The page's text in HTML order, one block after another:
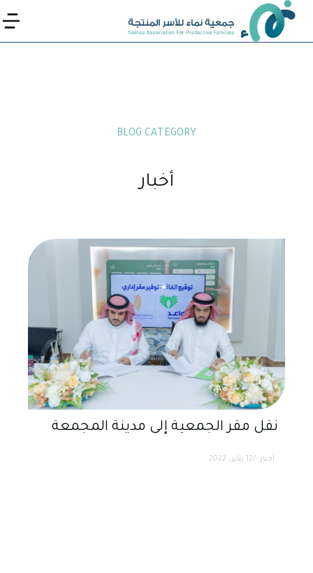
BLOG CATEGORY
أخبار
نقل مقر الجمعية إلى مدينة المجمعة
أخبار 12 يناير، 2022